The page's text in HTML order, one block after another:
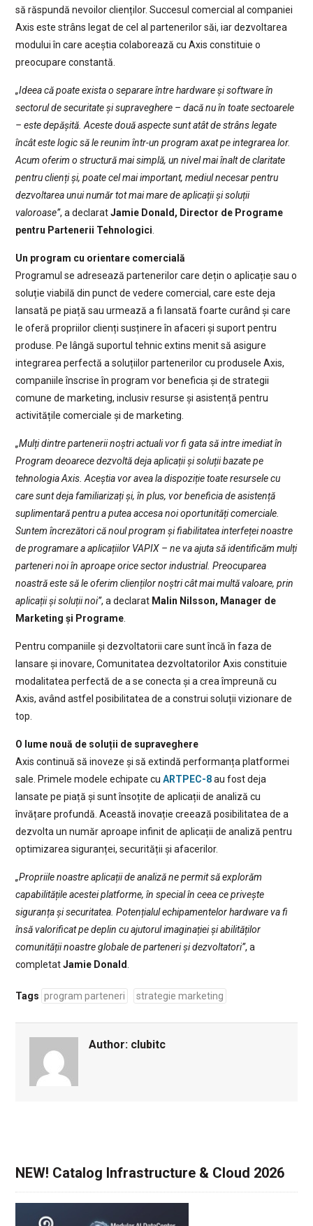
să răspundă nevoilor clienților. Succesul comercial al companiei
Axis este strâns legat de cel al partenerilor săi, iar dezvoltarea
modului în care aceștia colaborează cu Axis constituie o
preocupare constantă.
„Ideea că poate exista o separare între hardware și software în
sectorul de securitate și supraveghere – dacă nu în toate sectoarele
– este depășită. Aceste două aspecte sunt atât de strâns legate
încât este logic să le reunim într-un program axat pe integrarea lor.
Acum oferim o structură mai simplă, un nivel mai înalt de claritate
pentru clienți și, poate cel mai important, mediul necesar pentru
dezvoltarea unui număr tot mai mare de aplicații și soluții
valoroase”, a declaratJamie Donald, Director de Programe
pentru Partenerii Tehnologici
Un program cu orientare comercială
Programul se adresează partenerilor care dețin o aplicație sau o
soluție viabilă din punct de vedere comercial, care este deja
lansată pe piață sau urmează a fi lansată foarte curând și care
le oferă propriilor clienți susținere în afaceri și suport pentru
produse. Pe lângă suportul tehnic extins menit să asigure
integrarea perfectă a soluțiilor partenerilor cu produsele Axis,
companiile înscrise în program vor beneficia și de strategii
comune de marketing, inclusiv resurse și asistență pentru
activitățile comerciale și de marketing.
„Mulți dintre partenerii noștri actuali vor fi gata să intre imediat în
Program deoarece dezvoltă deja aplicații și soluții bazate pe
tehnologia Axis. Aceștia vor avea la dispoziție toate resursele cu
care sunt deja familiarizați și, în plus, vor beneficia de asistență
suplimentară pentru a putea accesa noi oportunități comerciale.
Suntem încrezători că noul program și fiabilitatea interfeței noastre
de programare a aplicațiilor VAPIX – ne va ajuta să identificăm mulți
parteneri noi în aproape orice sector industrial. Preocuparea
noastră este să le oferim clienților noștri cât mai multă valoare, prin
aplicații și soluții noi”, a declarat Malin Nilsson, Manager de
Marketing și Programe.
Pentru companiile și dezvoltatorii care sunt încă în faza de
lansare și inovare, Comunitatea dezvoltatorilor Axis constituie
modalitatea perfectă de a se conecta și a crea împreună cu
Axis, având astfel posibilitatea de a construi soluții vizionare de
top.
O lume nouă de soluții de supraveghere
Axis continuă să inoveze și să extindă performanța platformei
sale. Primele modele echipate cu ARTPEC-8au fost deja
lansate pe piață și sunt însoțite de aplicații de analiză cu
învățare profundă. Această inovație creează posibilitatea de a
dezvolta un număr aproape infinit de aplicații de analiză pentru
optimizarea siguranței, securității și afacerilor.
„Propriile noastre aplicații de analiză ne permit să explorăm
capabilitățile acestei platforme, în special în ceea ce privește
siguranța și securitatea. Potențialul echipamentelor hardware va fi
însă valorificat pe deplin cu ajutorul imaginației și abilităților
comunității noastre globale de parteneri și dezvoltatori”, a
completatJamie Donald
Tags program parteneri strategie marketing
Author: clubitc
NEW! Catalog Infrastructure & Cloud 2026